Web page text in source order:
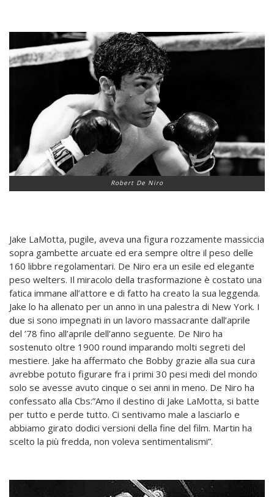
Robert De Niro
Jake LaMotta, pugile, aveva una figura rozzamente massiccia
sopra gambette arcuate ed era sempre oltre il peso delle
160 libbre regolamentari. De Niro era un esile ed elegante
peso welters. Il miracolo della trasformazione è costato una
fatica immane all’attore e di fatto ha creato la sua leggenda.
Jake lo ha allenato per un anno in una palestra di New York. I
due si sono impegnati in un lavoro massacrante dall’aprile
del ’78 fino all’aprile dell’anno seguente. De Niro ha
sostenuto oltre 1900 round imparando molti segreti del
mestiere. Jake ha affermato che Bobby grazie alla sua cura
avrebbe potuto figurare fra i primi 30 pesi medi del mondo
solo se avesse avuto cinque o sei anni in meno. De Niro ha
confessato alla Cbs:”Amo il destino di Jake LaMotta, si batte
per tutto e perde tutto. Ci sentivamo male a lasciarlo e
abbiamo girato dodici versioni della fine del film. Martin ha
scelto la più fredda, non voleva sentimentalismi”.